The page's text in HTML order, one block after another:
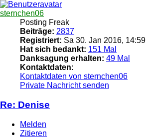
sternchen06
Posting Freak
Beiträge: 2837
Registriert: Sa 30. Jan 2016, 14:59
Hat sich bedankt: 151 Mal
Danksagung erhalten: 49 Mal
Kontaktdaten:
Kontaktdaten von sternchen06
Private Nachricht senden
Re: Denise
Melden
Zitieren